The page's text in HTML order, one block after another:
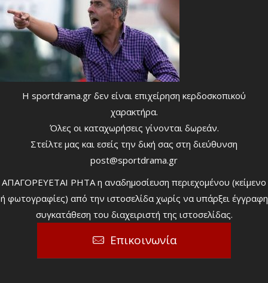
Η sportdrama.gr δεν είναι επιχείρηση κερδοσκοπικού
χαρακτήρα.
Όλες οι καταχωρήσεις γίνονται δωρεάν.
Στείλτε μας και εσείς την δική σας στη διεύθυνση
post@sportdrama.gr
ΑΠΑΓΟΡΕΥΕΤΑΙ ΡΗΤΑ η αναδημοσίευση περιεχομένου (κείμενο
ή φωτογραφίες) από την ιστοσελίδα χωρίς να υπάρξει έγγραφη
συγκατάθεση του διαχειριστή της ιστοσελίδας.
Επικοινωνία